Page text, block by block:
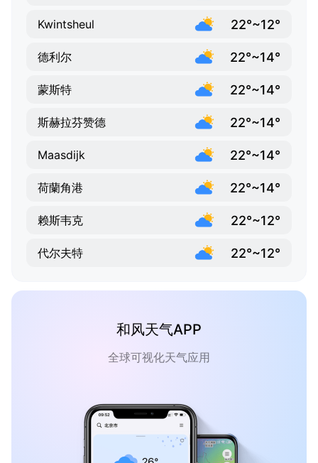
Kwintsheul 22°~12°
德利尔 22°~14°
蒙斯特 22°~14°
斯赫拉芬赞德 22°~14°
Maasdijk 22°~14°
荷蘭角港 22°~14°
赖斯韦克 22°~12°
代尔夫特 22°~12°
和风天气APP
全球可视化天气应用